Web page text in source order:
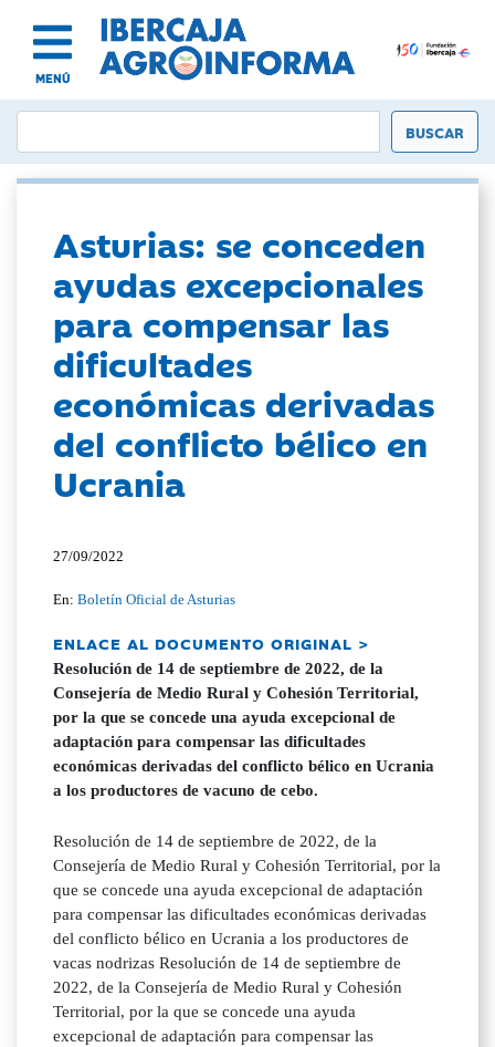
MENÚ
Asturias: se conceden
ayudas excepcionales
para compensar las
dificultades
económicas derivadas
del conflicto bélico en
Ucrania
27/09/2022
En:Boletín Oficial de Asturias
ENLACE AL DOCUMENTO ORIGINAL >
Resolución de 14 de septiembre de 2022, de la
Consejería de Medio Rural y Cohesión Territorial,
por la que se concede una ayuda excepcional de
adaptación para compensar las dificultades
económicas derivadas del conflicto bélico en Ucrania
a los productores de vacuno de cebo.
Resolución de 14 de septiembre de 2022, de la
Consejería de Medio Rural y Cohesión Territorial, por la
que se concede una ayuda excepcional de adaptación
para compensar las dificultades económicas derivadas
del conflicto bélico en Ucrania a los productores de
vacas nodrizas Resolución de 14 de septiembre de
2022, de la Consejería de Medio Rural y Cohesión
Territorial, por la que se concede una ayuda
excepcional de adaptación para compensar las